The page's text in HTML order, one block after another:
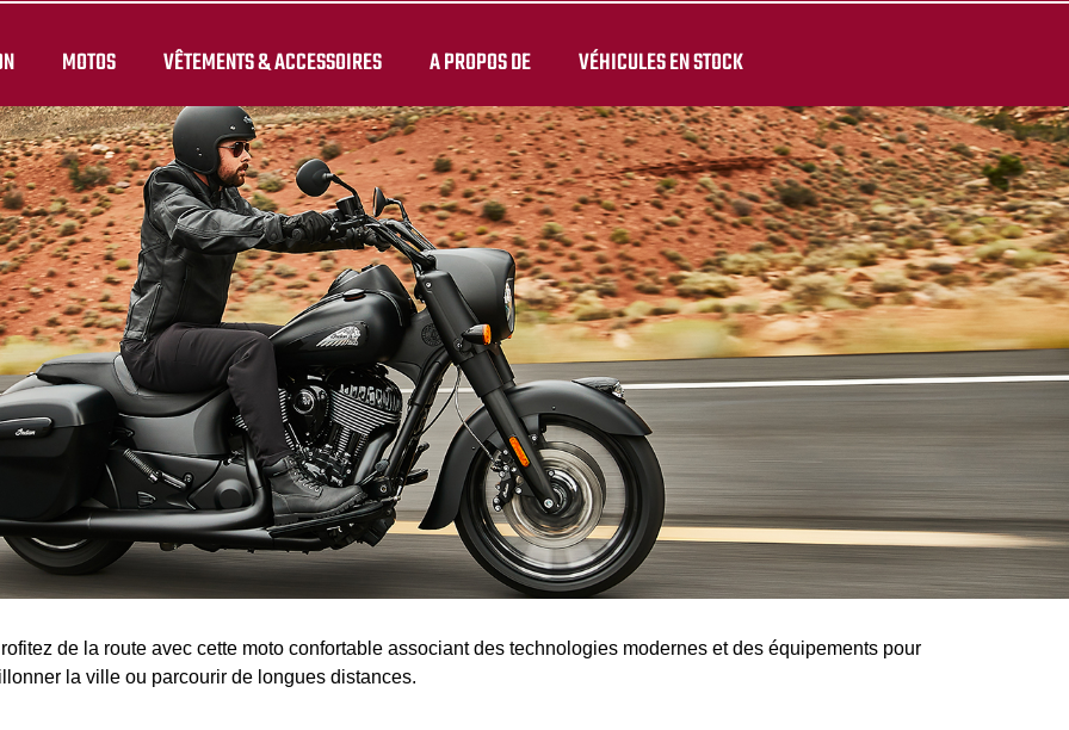
MOTOS VÊTEMENTS & ACCESSOIRES A PROPOS DE VÉHICULES EN STOCK
de la route avec cette moto confortable associant des technologies modernes et des équipements pour
la ville ou parcourir de longues distances.